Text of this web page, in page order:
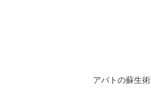
アバトの蘇生術